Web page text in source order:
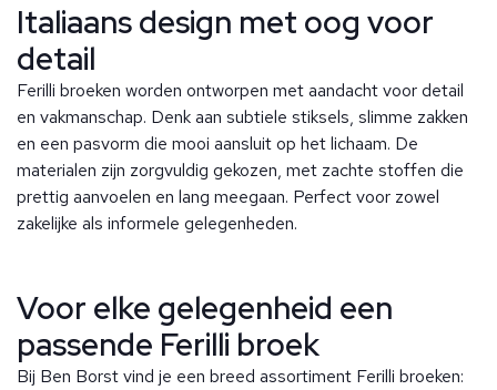
Italiaans design met oog voor
detail
Ferilli broeken worden ontworpen met aandacht voor detail
en vakmanschap. Denk aan subtiele stiksels, slimme zakken
en een pasvorm die mooi aansluit op het lichaam. De
materialen zijn zorgvuldig gekozen, met zachte stoffen die
prettig aanvoelen en lang meegaan. Perfect voor zowel
zakelijke als informele gelegenheden.
Voor elke gelegenheid een
passende Ferilli broek
Bij Ben Borst vind je een breed assortiment Ferilli broeken: